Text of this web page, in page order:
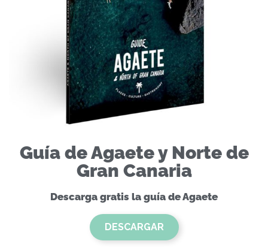
Guía de Agaete y Norte de
Gran Canaria
Descarga gratis la guía de Agaete
DESCARGAR